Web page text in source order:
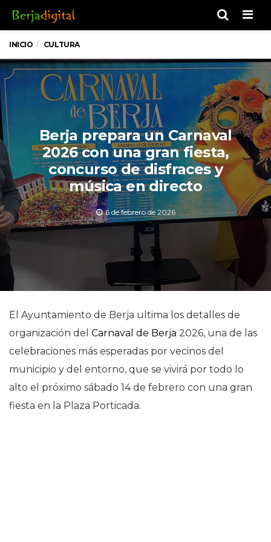
INICIO CULTURA
Berja prepara un Carnaval
2026 con una gran fiesta,
concurso de disfraces y
música en directo
6 de febrero de 2026
El Ayuntamiento de Berja ultima los detalles de
organización del Carnaval de Berja 2026, una de las
celebraciones más esperadas por vecinos del
municipio y del entorno, que se vivirá por todo lo
alto el próximo sábado 14 de febrero con una gran
fiesta en la Plaza Porticada.